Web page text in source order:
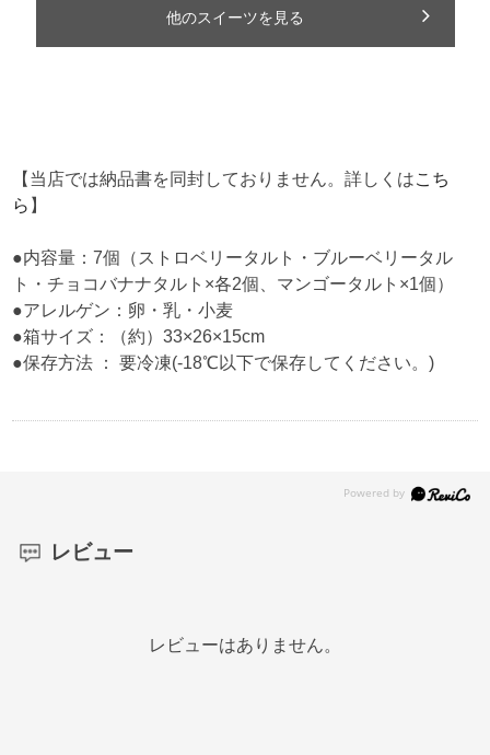
【当店では納品書を同封しておりません。詳しくはこち
ら 】
●内容量：7個（ストロベリータルト・ブルーベリータル
ト・チョコバナナタルト×各2個、マンゴータルト×1個）
●アレルゲン：卵・乳・小麦
●箱サイズ：（約）33×26×15cm
●保存方法 ： 要冷凍(-18℃以下で保存してください。)
レビュー
レビューはありません。